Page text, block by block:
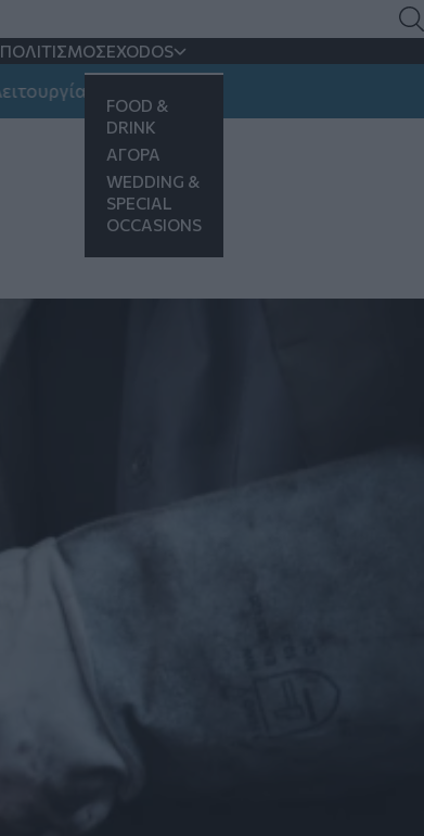
ΠΟΛΙΤΙΣΜΟΣEXODOS
FOOD &
DRINK
ΑΓΟΡΑ
WEDDING &
SPECIAL
OCCASIONS